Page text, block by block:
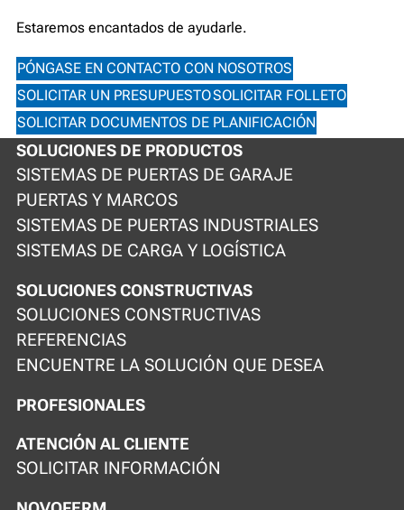
Estaremos encantados de ayudarle.
PÓNGASE EN CONTACTO CON NOSOTROS
SOLICITAR UN PRESUPUESTOSOLICITAR FOLLETO
SOLICITAR DOCUMENTOS DE PLANIFICACIÓN
SOLUCIONES DE PRODUCTOS
SISTEMAS DE PUERTAS DE GARAJE
PUERTAS Y MARCOS
SISTEMAS DE PUERTAS INDUSTRIALES
SISTEMAS DE CARGA Y LOGÍSTICA
SOLUCIONES CONSTRUCTIVAS
SOLUCIONES CONSTRUCTIVAS
REFERENCIAS
ENCUENTRE LA SOLUCIÓN QUE DESEA
PROFESIONALES
ATENCIÓN AL CLIENTE
SOLICITAR INFORMACIÓN